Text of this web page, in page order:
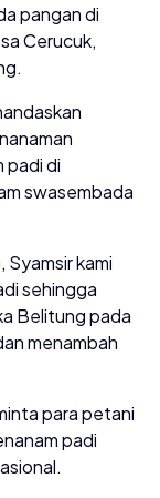
pangan di
Cerucuk,
padi di
swasembada
Syamsir kami
sehingga
Belitung pada
menambah
para petani
padi